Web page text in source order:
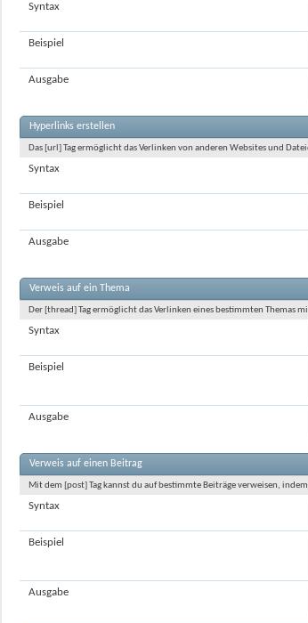
Syntax
Beispiel
Ausgabe
Hyperlinks erstellen
Das [url] Tag ermöglicht das Verlinken von anderen Websites und
Syntax
Beispiel
Ausgabe
Verweis auf ein Thema
Der [thread] Tag ermöglicht das Verlinken eines bestimmten Themas
Syntax
Beispiel
Ausgabe
Verweis auf einen Beitrag
Mit dem [post] Tag kannst du auf bestimmte Beiträge verweisen,
Syntax
Beispiel
Ausgabe